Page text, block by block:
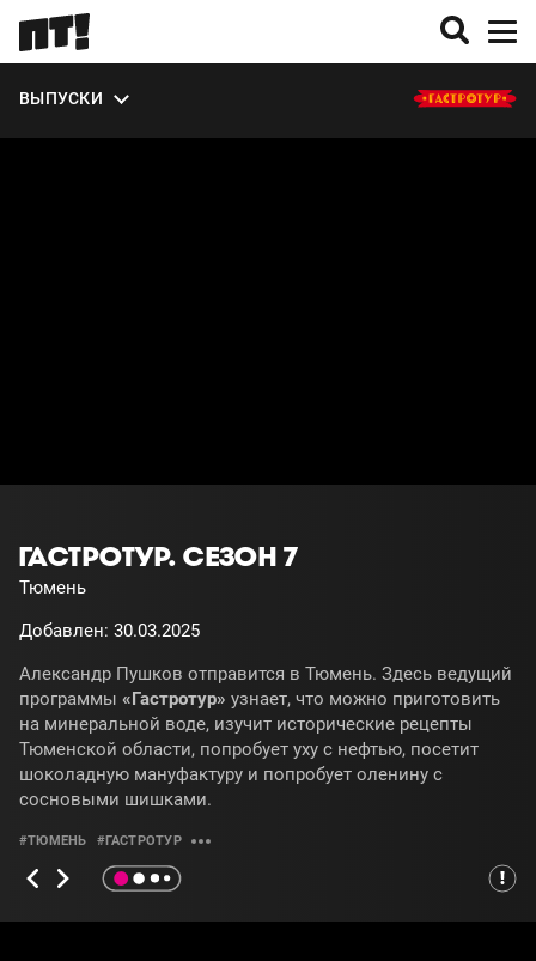
ВЫПУСКИ
О СЕЗОНЕ
ГАСТРОТУР. СЕЗОН 7
Тюмень
Добавлен: 30.03.2025
Александр Пушков отправится в Тюмень. Здесь ведущий
программы «Гастротур» узнает, что можно приготовить
на минеральной воде, изучит исторические рецепты
Тюменской области, попробует уху с нефтью, посетит
шоколадную мануфактуру и попробует оленину с
сосновыми шишками.
#ТЮМЕНЬ #ГАСТРОТУР